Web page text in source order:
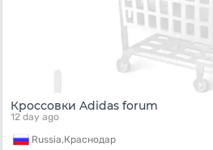
Кроссовки Adidas forum
12 day ago
Russia,Краснодар